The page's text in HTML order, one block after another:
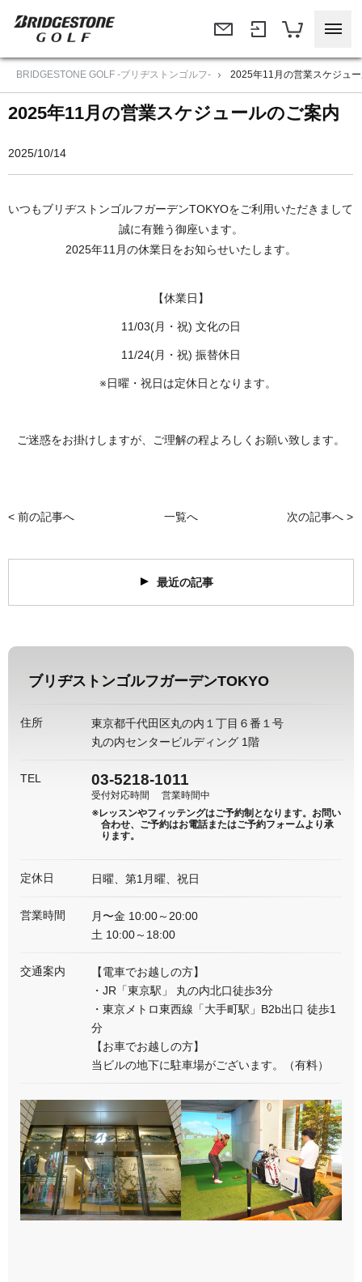
BRIDGESTONE GOLF -ブリヂストンゴルフ- 2025年11月の営業スケジュ
2025年11月の営業スケジュールのご案内
2025/10/14
いつもブリヂストンゴルフガーデンTOKYOをご利用いただきまして
誠に有難う御座います。
2025年11月の休業日をお知らせいたします。
【休業日】
11/03(月・祝) 文化の日
11/24(月・祝) 振替休日
※日曜・祝日は定休日となります。
ご迷惑をお掛けしますが、ご理解の程よろしくお願い致します。
< 前の記事へ 一覧へ 次の記事へ >
最近の記事
ブリヂストンゴルフガーデンTOKYO
住所
東京都千代田区丸の内１丁目６番１号
丸の内センタービルディング 1階
TEL 03-5218-1011
受付対応時間
営業時間中
※レッスンやフィッテングはご予約制となります。 お問い
合わせ、ご予約はお電話またはご予約フォームより承
ります。
定休日 日曜、第1月曜、祝日
営業時間
月〜金 10:00～20:00
土 10:00～18:00
交通案内
【電車でお越しの方】
・JR「東京駅」 丸の内北口徒歩3分
・東京メトロ東西線「大手町駅」B2b出口 徒歩1
分
【お車でお越しの方】
当ビルの地下に駐車場がございます。（有料）